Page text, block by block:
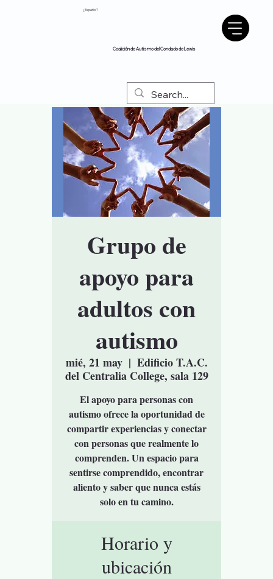
Coalición de Autismo del Condado de Lewis
¿Español?
Grupo de
apoyo para
adultos con
autismo
mié, 21 may
  |
Edificio T.A.C.
del Centralia College, sala 129
El apoyo para personas con
autismo ofrece la oportunidad de
compartir experiencias y conectar
con personas que realmente lo
comprenden. Un espacio para
sentirse comprendido, encontrar
aliento y saber que nunca estás
solo en tu camino.
Horario y
ubicación